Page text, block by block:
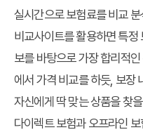
실시간으로 보험료를 비교
비교사이트를 활용하면 특
보를 바탕으로 가장 합리적
에서 가격 비교를 하듯, 보장
자신에게 딱 맞는 상품을 찾
다이렉트 보험과 오프라인